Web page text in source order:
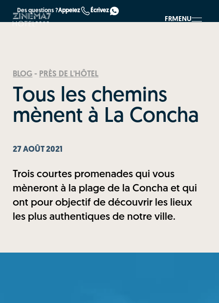
Des questions ?Appelez Écrivez
FRMENU
BLOG - PRÈS DE L'HÔTEL
Tous les chemins
mènent à La Concha
27 AOÛT 2021
Trois courtes promenades qui vous
mèneront à la plage de la Concha et qui
ont pour objectif de découvrir les lieux
les plus authentiques de notre ville.